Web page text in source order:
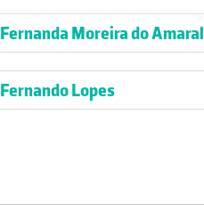
Fernanda Moreira do Amaral
Fernando Lopes